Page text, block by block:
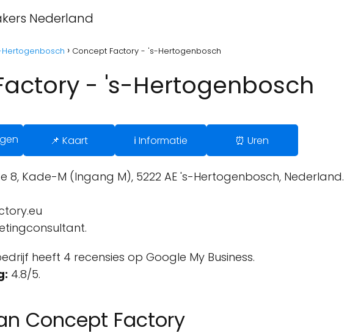
Nederland
Concept Factory - 's-Hertogenbosch
- 's-Hertogenbosch
📌 Kaart ℹ️ Informatie ⏰ Uren
8, Kade-M (Ingang M), 5222 AE 's-Hertogenbosch, Nederland.
heeft 4 recensies op Google My Business.
4.8/5.
Concept Factory